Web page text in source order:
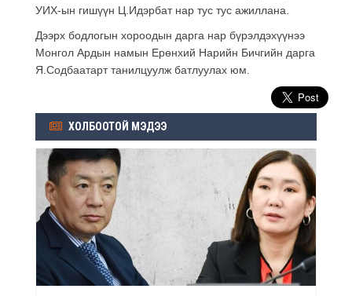
УИХ-ын гишүүн Ц.Идэрбат нар тус тус ажиллана.
Дээрх бодлогын хороодын дарга нар бүрэлдэхүүнээ
Монгол Ардын намын Ерөнхий Нарийн Бичгийн дарга
Я.Содбаатарт танилцуулж батлуулах юм.
ХОЛБООТОЙ МЭДЭЭ